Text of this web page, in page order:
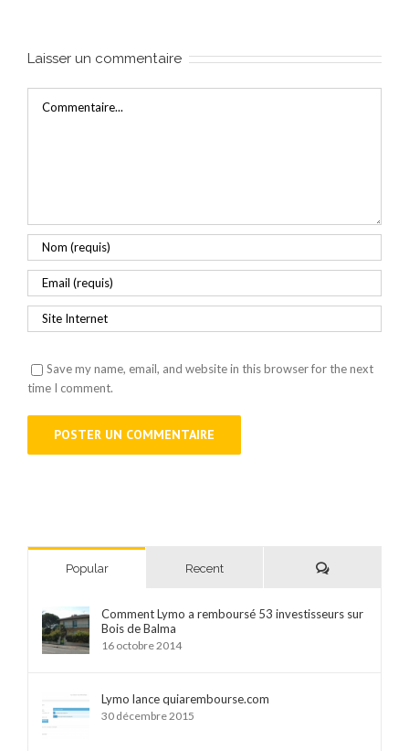
Laisser un commentaire
Save my name, email, and website in this browser for the next
time I comment.
Popular Recent Comments
Comment Lymo a remboursé 53 investisseurs sur
Bois de Balma
16 octobre 2014
Lymo lance quiarembourse.com
30 décembre 2015